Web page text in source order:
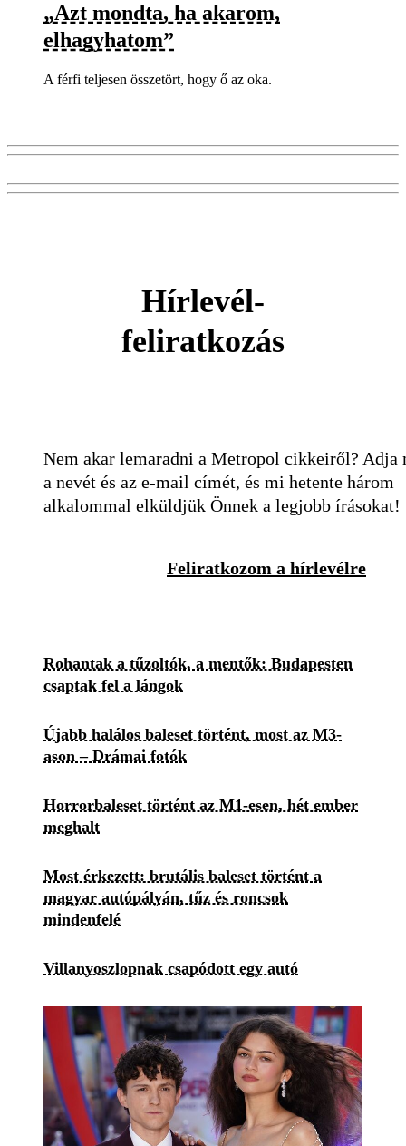
„Azt mondta, ha akarom,
elhagyhatom”
A férfi teljesen összetört, hogy ő az oka.
Hírlevél-
feliratkozás
Nem akar lemaradni a Metropol cikkeiről? Adja
a nevét és az e-mail címét, és mi hetente három
alkalommal elküldjük Önnek a legjobb írásokat!
Feliratkozom a hírlevélre
Rohantak a tűzoltók, a mentők: Budapesten
csaptak fel a lángok
Újabb halálos baleset történt, most az M3-
ason – Drámai fotók
Horrorbaleset történt az M1-esen, hét ember
meghalt
Most érkezett: brutális baleset történt a
magyar autópályán, tűz és roncsok
mindenfelé
Villanyoszlopnak csapódott egy autó